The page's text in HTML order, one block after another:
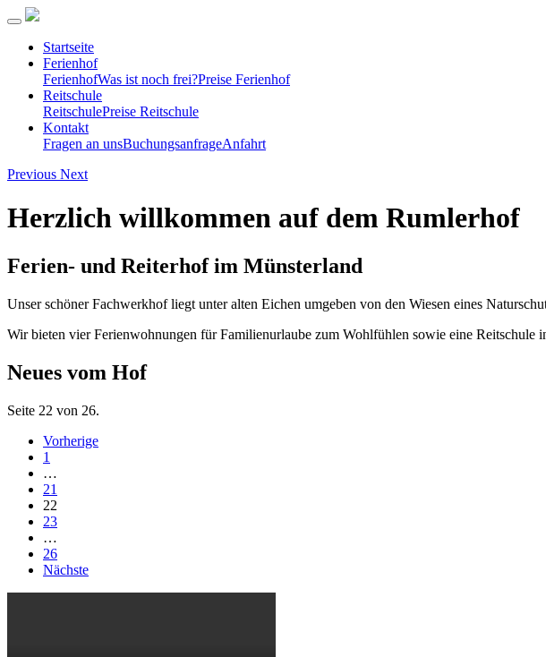
Startseite
Ferienhof
FerienhofWas ist noch frei?Preise Ferienhof
Reitschule
ReitschulePreise Reitschule
Kontakt
Fragen an unsBuchungsanfrageAnfahrt
Previous Next
Herzlich willkommen auf dem Rumlerhof
Ferien- und Reiterhof im Münsterland
Unser schöner Fachwerkhof liegt unter alten Eichen umgeben von den Wiesen eines
Wir bieten vier Ferienwohnungen für Familienurlaube zum Wohlfühlen sowie eine Reitschule
Neues vom Hof
Seite 22 von 26.
Vorherige
1
…
21
22
23
…
26
Nächste